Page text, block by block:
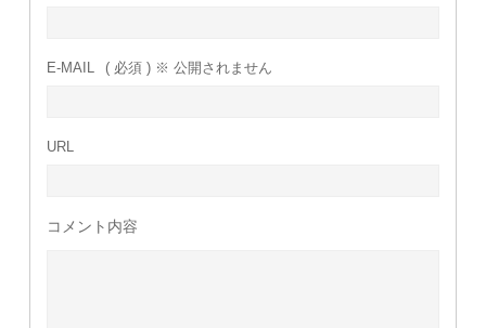
E-MAIL ( 必須 ) ※ 公開されません
URL
コメント内容